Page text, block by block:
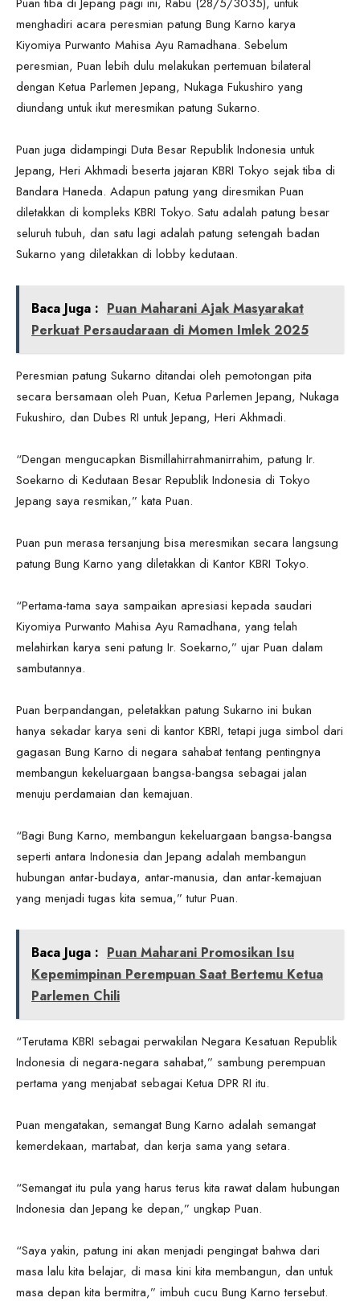
menghadiri acara peresmian patung Bung Karno karya
Kiyomiya Purwanto Mahisa Ayu Ramadhana. Sebelum
peresmian, Puan lebih dulu melakukan pertemuan bilateral
dengan Ketua Parlemen Jepang, Nukaga Fukushiro yang
diundang untuk ikut meresmikan patung Sukarno.
Puan juga didampingi Duta Besar Republik Indonesia untuk
Jepang, Heri Akhmadi beserta jajaran KBRI Tokyo sejak tiba di
Bandara Haneda. Adapun patung yang diresmikan Puan
diletakkan di kompleks KBRI Tokyo. Satu adalah patung besar
seluruh tubuh, dan satu lagi adalah patung setengah badan
Sukarno yang diletakkan di lobby kedutaan.
Baca Juga : Puan Maharani Ajak Masyarakat
Perkuat Persaudaraan di Momen Imlek 2025
Peresmian patung Sukarno ditandai oleh pemotongan pita
secara bersamaan oleh Puan, Ketua Parlemen Jepang, Nukaga
Fukushiro, dan Dubes RI untuk Jepang, Heri Akhmadi.
“Dengan mengucapkan Bismillahirrahmanirrahim, patung Ir.
Soekarno di Kedutaan Besar Republik Indonesia di Tokyo
Jepang saya resmikan,” kata Puan.
Puan pun merasa tersanjung bisa meresmikan secara langsung
patung Bung Karno yang diletakkan di Kantor KBRI Tokyo.
“Pertama-tama saya sampaikan apresiasi kepada saudari
Kiyomiya Purwanto Mahisa Ayu Ramadhana, yang telah
melahirkan karya seni patung Ir. Soekarno,” ujar Puan dalam
sambutannya.
Puan berpandangan, peletakkan patung Sukarno ini bukan
hanya sekadar karya seni di kantor KBRI, tetapi juga simbol dari
gagasan Bung Karno di negara sahabat tentang pentingnya
membangun kekeluargaan bangsa-bangsa sebagai jalan
menuju perdamaian dan kemajuan.
“Bagi Bung Karno, membangun kekeluargaan bangsa-bangsa
seperti antara Indonesia dan Jepang adalah membangun
hubungan antar-budaya, antar-manusia, dan antar-kemajuan
yang menjadi tugas kita semua,” tutur Puan.
Baca Juga : Puan Maharani Promosikan Isu
Kepemimpinan Perempuan Saat Bertemu Ketua
Parlemen Chili
“Terutama KBRI sebagai perwakilan Negara Kesatuan Republik
Indonesia di negara-negara sahabat,” sambung perempuan
pertama yang menjabat sebagai Ketua DPR RI itu.
Puan mengatakan, semangat Bung Karno adalah semangat
kemerdekaan, martabat, dan kerja sama yang setara.
“Semangat itu pula yang harus terus kita rawat dalam hubungan
Indonesia dan Jepang ke depan,” ungkap Puan.
“Saya yakin, patung ini akan menjadi pengingat bahwa dari
masa lalu kita belajar, di masa kini kita membangun, dan untuk
masa depan kita bermitra,” imbuh cucu Bung Karno tersebut.